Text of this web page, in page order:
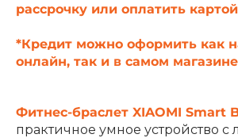
8 800 302-02-51
plait.ru
рассрочку или оплатить
*Кредит можно оформить как
онлайн, так и в самом
Фитнес-браслет XIAOMI Smart
практичное умное устройство